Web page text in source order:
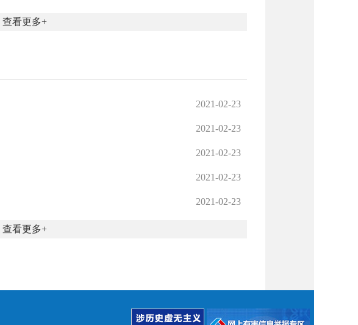
查看更多
2021-02-23
2021-02-23
2021-02-23
2021-02-23
2021-02-23
查看更多